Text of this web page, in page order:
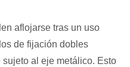
aflojarse tras un uso
de fijación dobles
al eje metálico. Esto